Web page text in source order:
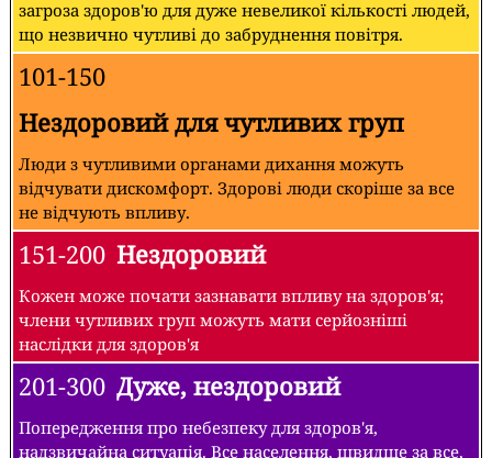
загроза здоров'ю для дуже невеликої кількості людей,
що незвично чутливі до забруднення повітря.
101-150
Нездоровий для чутливих груп
Люди з чутливими органами дихання можуть
відчувати дискомфорт. Здорові люди скоріше за все
не відчують впливу.
151-200 Нездоровий
Кожен може почати зазнавати впливу на здоров'я;
члени чутливих груп можуть мати серйозніші
наслідки для здоров'я
201-300 Дуже, нездоровий
Попередження про небезпеку для здоров'я,
надзвичайна ситуація. Все населення, швидше за все,